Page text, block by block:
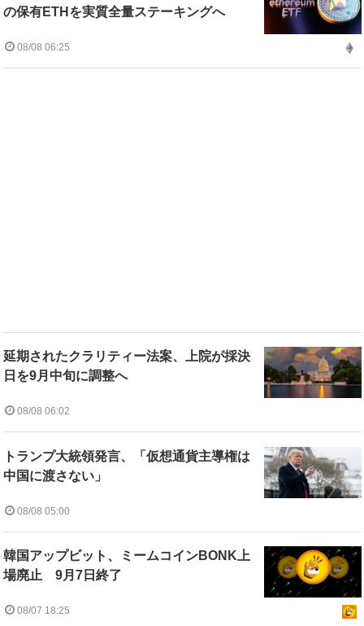
の保有ETHを実質全量ステーキングへ
08/08 06:25
延期されたクラリティー法案、上院が採決
日を9月中旬に調整へ
08/08 06:02
トランプ大統領発言、「仮想通貨主導権は
中国に渡さない」
08/08 05:00
韓国アップビット、ミームコインBONK上
場廃止 9月7日終了
08/07 18:25